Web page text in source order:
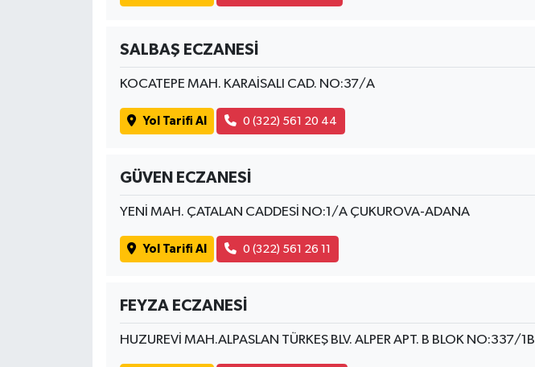
SALBAŞ ECZANESİ
KOCATEPE MAH. KARAİSALI CAD. NO:37/A
Yol Tarifi Al 0 (322) 561 20 44
GÜVEN ECZANESİ
YENİ MAH. ÇATALAN CADDESİ NO:1/A ÇUKUROVA-ADANA
Yol Tarifi Al 0 (322) 561 26 11
FEYZA ECZANESİ
HUZUREVİ MAH.ALPASLAN TÜRKEŞ BLV. ALPER APT. B BLOK NO:337/1B